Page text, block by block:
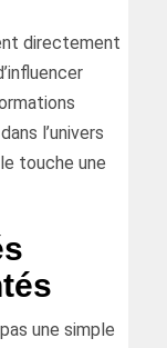
directement
l’univers
touche une
une simple